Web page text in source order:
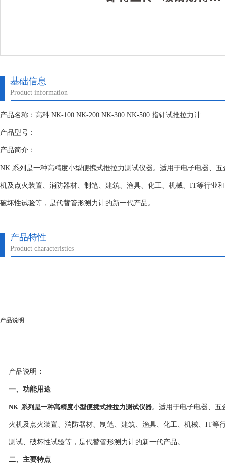
基础信息
Product information
产品名称：高科 NK-100 NK-200 NK-300 NK-500 指针试推拉力计
产品型号：
产品简介：
NK 系列是一种高精度小型便携式推拉力测试仪器。适用于电子电器、
机及点火装置、消防器材、制笔、建筑、渔具、化工、机械、IT等行业
破坏性试验等，是代替管形测力计的新一代产品。
产品特性
Product characteristics
产品说明
产品说明 ：
一、功能用途
NK 系列是一种高精度小型便携式推拉力测试仪器。适用于电子电器、
火机及点火装置、消防器材、制笔、建筑、渔具、化工、机械、IT等
测试、破坏性试验等，是代替管形测力计的新一代产品。
二、主要特点